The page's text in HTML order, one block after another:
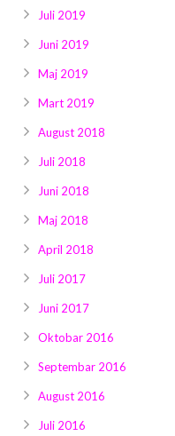
Juli 2019
Juni 2019
Maj 2019
Mart 2019
August 2018
Juli 2018
Juni 2018
Maj 2018
April 2018
Juli 2017
Juni 2017
Oktobar 2016
Septembar 2016
August 2016
Juli 2016